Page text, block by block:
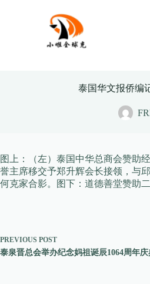
泰国华文报侨编
图上：（左）泰国中华总商会赞助
誉主席移交予郑升辉会长接领，与
何克家合影。图下：道德善堂赞助
PREVIOUS POST
泰泉晋总会举办纪念妈祖诞辰1064周年庆